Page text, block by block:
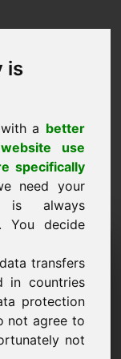
is
a better
use
specifically
need your
is always
You decide
transfers
in countries
protection
not agree to
not
أرغب في تقديم عرض سعر للنطاق sell.at.